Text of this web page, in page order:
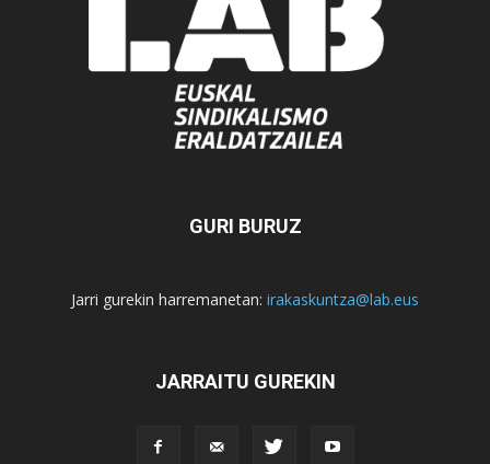
GURI BURUZ
Jarri gurekin harremanetan: irakaskuntza@lab.eus
JARRAITU GUREKIN